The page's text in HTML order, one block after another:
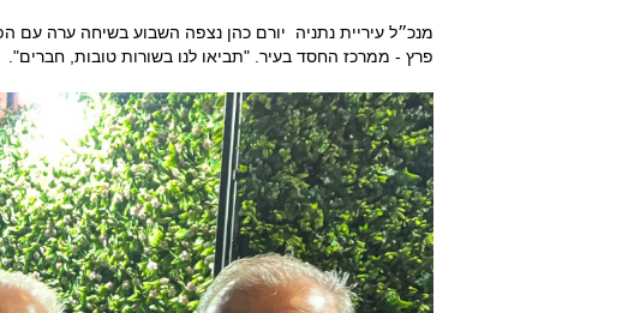
מנכ״ל עיריית נתניה יורם כהן נצפה השבוע בשיחה ערה עם
פרץ - ממרכז החסד בעיר. "תביאו לנו בשורות טובות, חברים".